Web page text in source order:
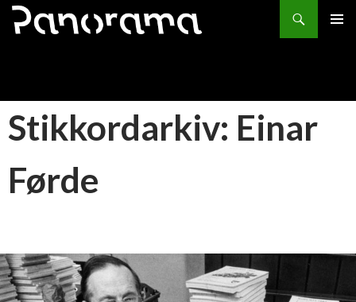
Søk
HOPP
Stikkordarkiv: Einar
Førde